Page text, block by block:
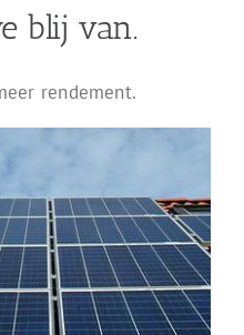
blij van.
rendement.